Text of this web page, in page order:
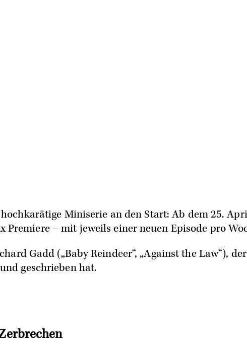
hochkarätige Miniserie an den Start: Ab dem 25.
Premiere – mit jeweils einer neuen Episode pro
Gadd („Baby Reindeer“, „Against the Law“),
geschrieben hat.